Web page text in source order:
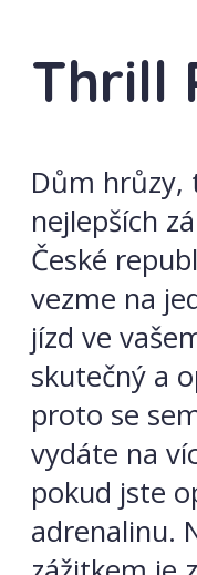
Thrill
Dům hrůzy,
nejlepších
České
vezme na
jízd ve
skutečný a
proto se
vydáte na
pokud jste
adrenalinu.